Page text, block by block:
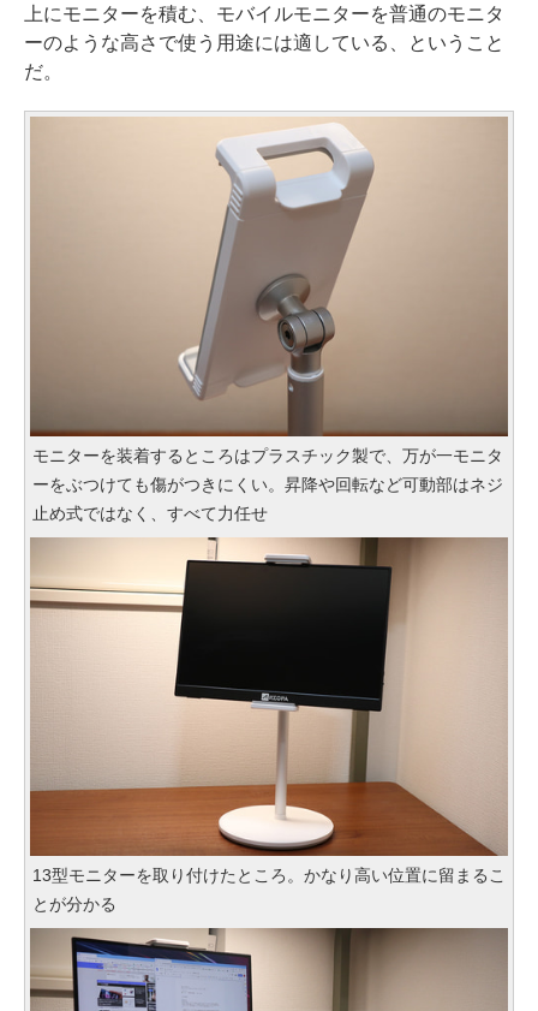
上にモニターを積む、モバイルモニターを普通のモニタ
ーのような高さで使う用途には適している、ということ
だ。
モニターを装着するところはプラスチック製で、万が一モニタ
ーをぶつけても傷がつきにくい。昇降や回転など可動部はネジ
止め式ではなく、すべて力任せ
13型モニターを取り付けたところ。かなり高い位置に留まるこ
とが分かる